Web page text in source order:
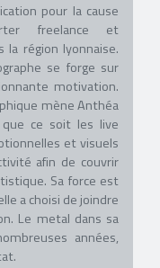
pour la cause
freelance et
la région lyonnaise.
se forge sur
motivation.
mène Anthéa
ce soit les live
et visuels
afin de couvrir
Sa force est
a choisi de joindre
Le metal dans sa
années,